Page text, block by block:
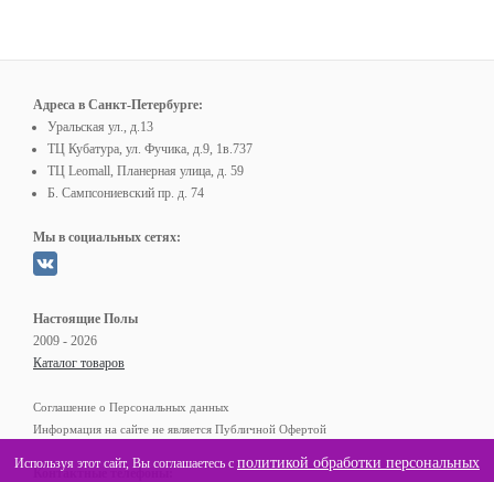
Адреса в Санкт-Петербурге:
Уральская ул., д.13
ТЦ Кубатура, ул. Фучика, д.9, 1в.737
ТЦ Leomall, Планерная улица, д. 59
Б. Сампсониевский пр. д. 74
Мы в социальных сетях:
Настоящие Полы
2009 - 2026
Каталог товаров
Соглашение о Персональных данных
Информация на сайте не является Публичной Офертой
Контактные телефоны:
Используя этот сайт, Вы соглашаетесь с политикой обработки персональных